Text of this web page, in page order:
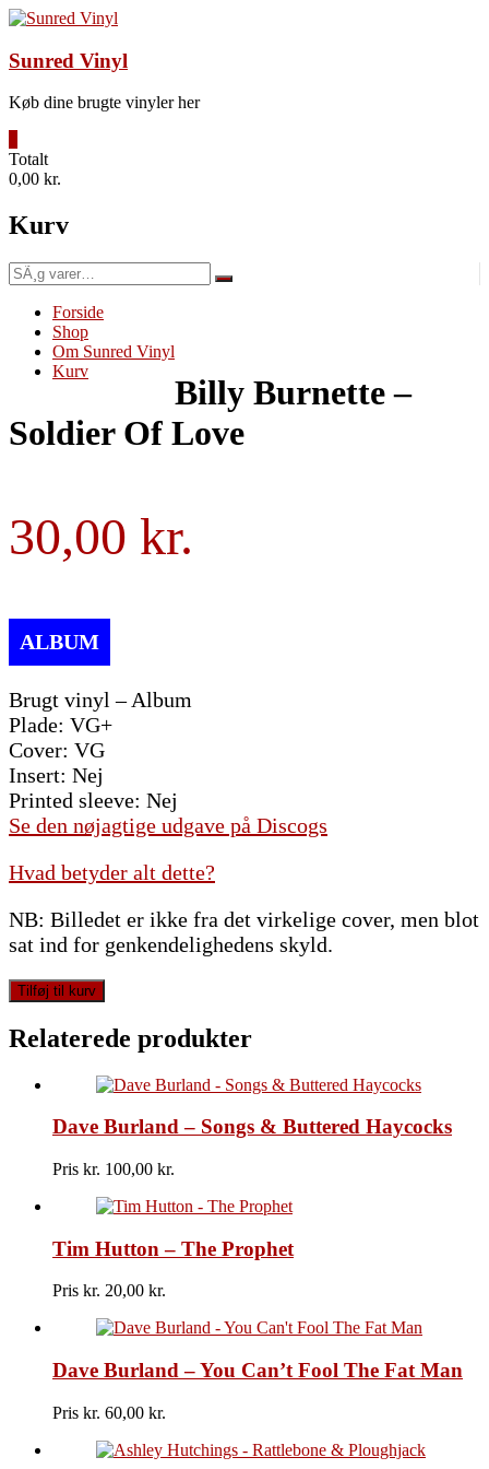
Videre
indhold
Sunred Vinyl
Køb dine brugte vinyler her
Totalt
0,00 kr.
Kurv
SÃ¸g
efter:
Forside
Shop
Om Sunred Vinyl
Kurv
Billy Burnette –
Soldier Of Love
30,00
Brugt vinyl – Album
Plade: VG+
Cover: VG
Insert: Nej
Printed sleeve: Nej
Se den nøjagtige udgave på Discogs
Hvad betyder alt dette?
NB: Billedet er ikke fra det virkelige cover, men blot
sat ind for genkendelighedens skyld.
Billy
Burnette
-
Soldier
Love
Tilføj til kurv
Relaterede produkter
Dave Burland – Songs & Buttered Haycocks
Pris kr. 100,00
Tim Hutton – The Prophet
Pris kr. 20,00
Dave Burland – You Can’t Fool The Fat Man
Pris kr. 60,00